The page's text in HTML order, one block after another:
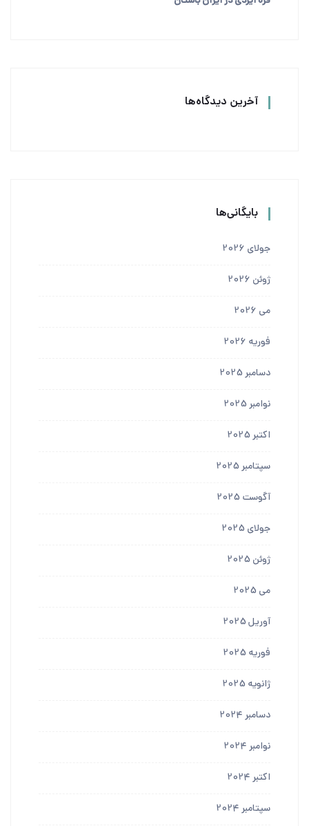
آخرین دیدگاه‌ها
بایگانی‌ها
جولای 2026
ژوئن 2026
می 2026
فوریه 2026
دسامبر 2025
نوامبر 2025
اکتبر 2025
سپتامبر 2025
آگوست 2025
جولای 2025
ژوئن 2025
می 2025
آوریل 2025
فوریه 2025
ژانویه 2025
دسامبر 2024
نوامبر 2024
اکتبر 2024
سپتامبر 2024